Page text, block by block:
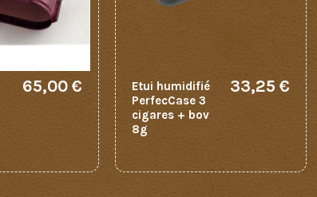
65,00 €
Etui humidifié
PerfecCase 3
cigares + bov
8g
33,25 €